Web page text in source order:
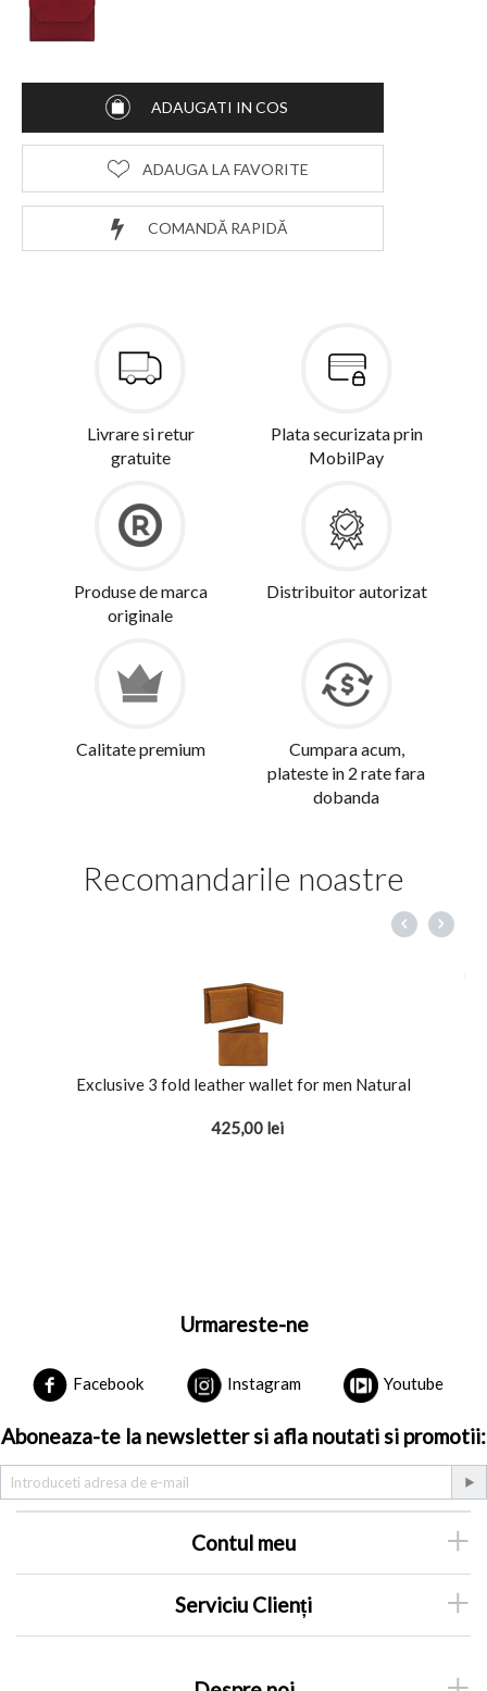
ADAUGATI IN COS
COMANDĂ RAPIDĂ
ADAUGA LA FAVORITE
Livrare si retur
gratuite
Plata securizata prin
MobilPay
Produse de marca
originale
Distribuitor autorizat
Calitate premium
Cumpara acum,
plateste in 2 rate fara
dobanda
Recomandarile noastre
Exclusive 3 fold leather wallet for men Natural
425,00 lei
Urmareste-ne
Facebook Instagram Youtube
Aboneaza-te la newsletter si afla noutati si promotii:
Contul meu
Serviciu Clienți